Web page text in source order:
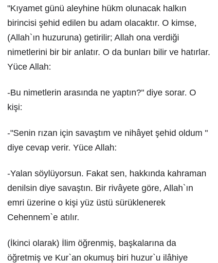
"Kıyamet günü aleyhine hükm olunacak halkın
birincisi şehid edilen bu adam olacaktır. O kimse,
(Allah`ın huzuruna) getirilir; Allah ona verdiği
nimetlerini bir bir anlatır. O da bunları bilir ve hatırlar.
Yüce Allah:
-Bu nimetlerin arasında ne yaptın?" diye sorar. O
kişi:
-"Senin rızan için savaştım ve nihâyet şehid oldum "
diye cevap verir. Yüce Allah:
-Yalan söylüyorsun. Fakat sen, hakkında kahraman
denilsin diye savaştın. Bir rivâyete göre, Allah`ın
emri üzerine o kişi yüz üstü sürüklenerek
Cehennem`e atılır.
(İkinci olarak) İlim öğrenmiş, başkalarına da
öğretmiş ve Kur`an okumuş biri huzur`u ilâhiye